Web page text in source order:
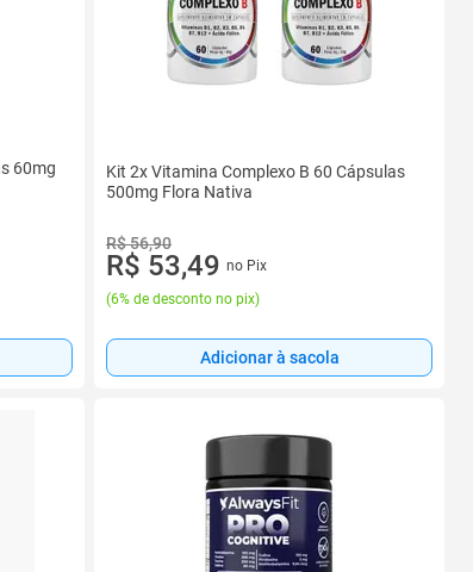
60mg
Kit 2x Vitamina Complexo B 60 Cápsulas
500mg Flora Nativa
R$ 56,90
R$ 53,49 no Pix
(6% de desconto no pix)
Adicionar à sacola